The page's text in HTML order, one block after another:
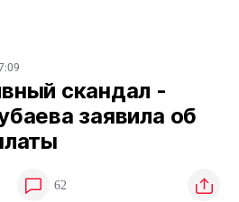
скандал -
заявила об
62